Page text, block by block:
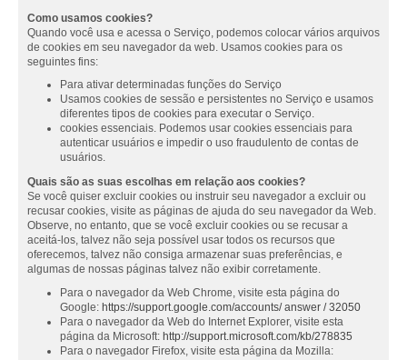
Como usamos cookies?
Quando você usa e acessa o Serviço, podemos colocar vários arquivos
de cookies em seu navegador da web. Usamos cookies para os
seguintes fins:
Para ativar determinadas funções do Serviço
Usamos cookies de sessão e persistentes no Serviço e usamos
diferentes tipos de cookies para executar o Serviço.
cookies essenciais. Podemos usar cookies essenciais para
autenticar usuários e impedir o uso fraudulento de contas de
usuários.
Quais são as suas escolhas em relação aos cookies?
Se você quiser excluir cookies ou instruir seu navegador a excluir ou
recusar cookies, visite as páginas de ajuda do seu navegador da Web.
Observe, no entanto, que se você excluir cookies ou se recusar a
aceitá-los, talvez não seja possível usar todos os recursos que
oferecemos, talvez não consiga armazenar suas preferências, e
algumas de nossas páginas talvez não exibir corretamente.
Para o navegador da Web Chrome, visite esta página do
Google: https://support.google.com/accounts/ answer / 32050
Para o navegador da Web do Internet Explorer, visite esta
página da Microsoft: http://support.microsoft.com/kb/278835
Para o navegador Firefox, visite esta página da Mozilla: